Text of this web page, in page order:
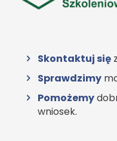
Skontaktuj się
Sprawdzimy
Pomożemy
wniosek.